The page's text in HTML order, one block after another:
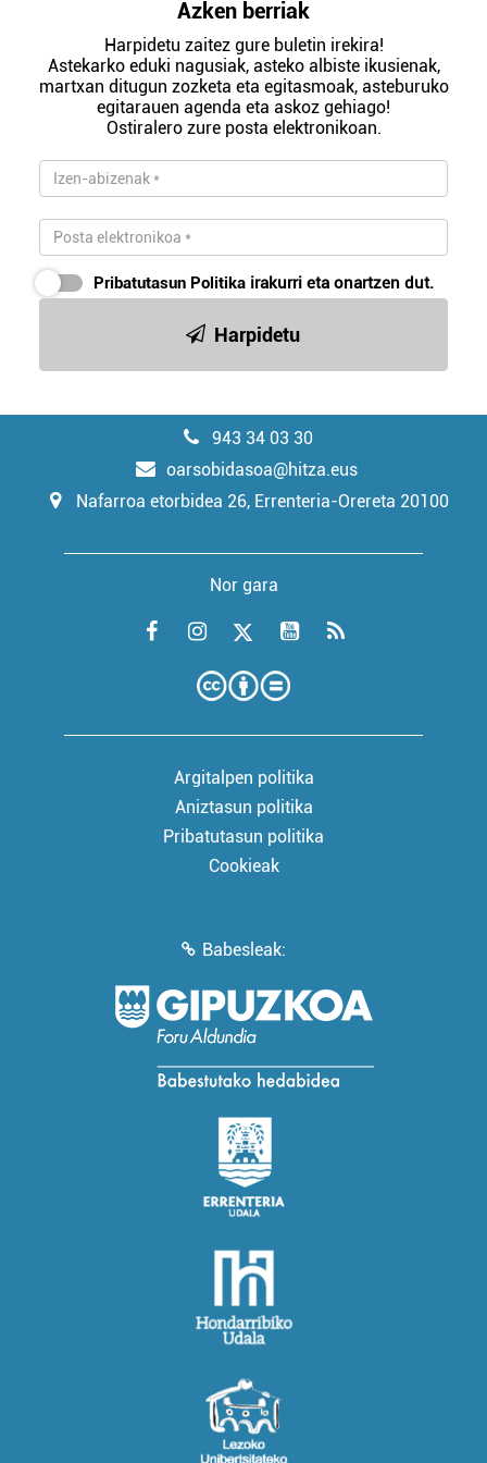
Azken berriak
Harpidetu zaitez gure buletin irekira!
Astekarko eduki nagusiak, asteko albiste ikusienak,
martxan ditugun zozketa eta egitasmoak, asteburuko
egitarauen agenda eta askoz gehiago!
Ostiralero zure posta elektronikoan.
Pribatutasun Politika irakurri eta onartzen dut.
Harpidetu
943 34 03 30
oarsobidasoa@hitza.eus
Nafarroa etorbidea 26, Errenteria-Orereta 20100
Nor gara
Argitalpen politika
Aniztasun politika
Pribatutasun politika
Cookieak
Babesleak: